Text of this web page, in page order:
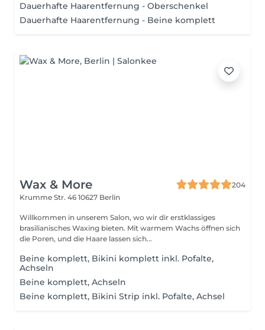
Dauerhafte Haarentfernung - Oberschenkel
Dauerhafte Haarentfernung - Beine komplett
Wax & More
204
Krumme Str. 46 10627 Berlin
Willkommen in unserem Salon, wo wir dir erstklassiges
brasilianisches Waxing bieten. Mit warmem Wachs öffnen sich
die Poren, und die Haare lassen sich...
Beine komplett, Bikini komplett inkl. Pofalte,
Achseln
Beine komplett, Achseln
Beine komplett, Bikini Strip inkl. Pofalte, Achsel